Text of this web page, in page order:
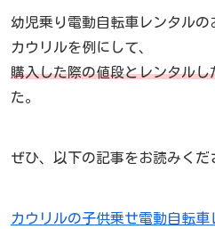
幼児乗り電動自転車レンタルの
カウリルを例にして、
購入した際の値段とレンタルし
た。
ぜひ、以下の記事をお読みくだ
カウリルの子供乗せ電動自転